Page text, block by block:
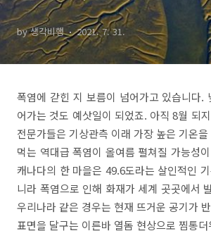
by 생각비행 2021. 7. 31.
폭염에 갇힌 지 보름이 넘어가고 있습니다.
어가는 것도 예삿일이 되었죠. 아직 8월 되
전문가들은 기상관측 이래 가장 높은 기온
먹는 역대급 폭염이 올여름 펼쳐질 가능성
캐나다의 한 마을은 49.6도라는 살인적인
니라 폭염으로 인해 화재가 세계 곳곳에서
우리나라 같은 경우는 현재 뜨거운 공기가
표면을 달구는 이른바 열돔 현상으로 찜통